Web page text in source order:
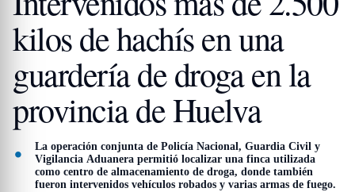
kilos de hachís en una
guardería de droga en la
provincia de Huelva
La operación conjunta de Policía Nacional, Guardia Civil y
Vigilancia Aduanera permitió localizar una finca utilizada
como centro de almacenamiento de droga, donde también
fueron intervenidos vehículos robados y varias armas de fuego.